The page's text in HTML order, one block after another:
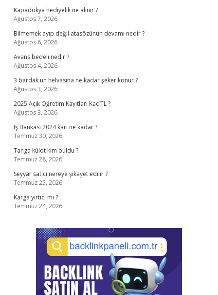
Kapadokya hediyelik ne alınır ?
Ağustos 7, 2026
Bilmemek ayıp değil atasözünün devamı nedir ?
Ağustos 6, 2026
Avans bedeli nedir ?
Ağustos 4, 2026
3 bardak un helvasına ne kadar şeker konur ?
Ağustos 3, 2026
2025 Açık Öğretim Kayıtları Kaç TL ?
Ağustos 3, 2026
İş Bankası 2024 karı ne kadar ?
Temmuz 30, 2026
Tanga külot kim buldu ?
Temmuz 28, 2026
Seyyar satıcı nereye şikayet edilir ?
Temmuz 25, 2026
Karga yırtıcı mı ?
Temmuz 24, 2026